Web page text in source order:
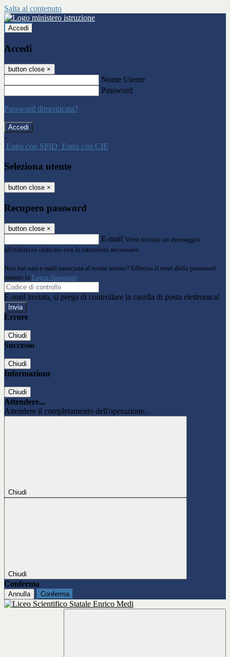
Salta al contenuto
Accedi
Accedi
button close ×
Nome Utente
Password
Password dimenticata?
-
Entra con SPID Entra con CIE
Seleziona utente
button close ×
Recupero password
button close ×
E-mail Verrà inviato un messaggio
all'indirizzo indicato con le istruzioni necessarie.
Non hai una e-mail associata al nome utente? Effettua il reset della password
tramite la Login Spaggiari
E-mail inviata, si prega di controllare la casella di posta elettronica!
Errore
Chiudi
Successo
Chiudi
Informazione
Chiudi
Attendere...
Attendere il completamento dell'operazione...
Chiudi
Chiudi
Conferma
Annulla Conferma